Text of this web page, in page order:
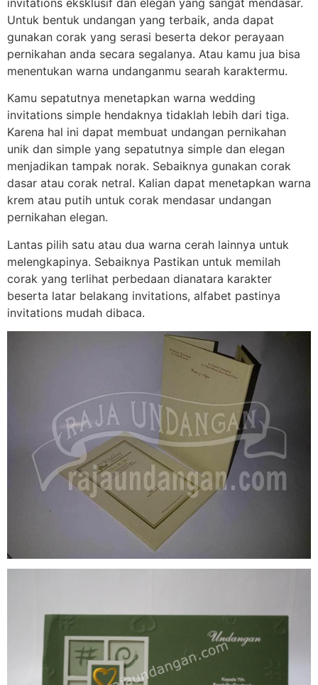
Untuk bentuk undangan yang terbaik, anda dapat
gunakan corak yang serasi beserta dekor perayaan
pernikahan anda secara segalanya. Atau kamu jua bisa
menentukan warna undanganmu searah karaktermu.
Kamu sepatutnya menetapkan warna wedding
invitations simple hendaknya tidaklah lebih dari tiga.
Karena hal ini dapat membuat undangan pernikahan
unik dan simple yang sepatutnya simple dan elegan
menjadikan tampak norak. Sebaiknya gunakan corak
dasar atau corak netral. Kalian dapat menetapkan warna
krem atau putih untuk corak mendasar undangan
pernikahan elegan.
Lantas pilih satu atau dua warna cerah lainnya untuk
melengkapinya. Sebaiknya Pastikan untuk memilah
corak yang terlihat perbedaan dianatara karakter
beserta latar belakang invitations, alfabet pastinya
invitations mudah dibaca.